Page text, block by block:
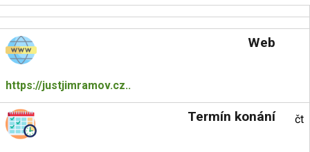
Web
https://justjimramov.cz..
Termín konání čt